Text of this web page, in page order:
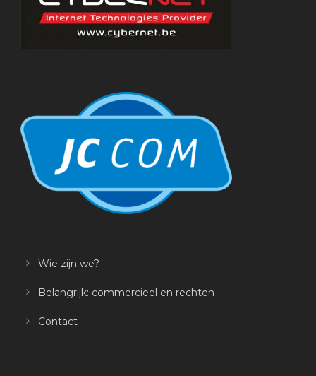
Wie zijn we?
Belangrijk: commercieel en rechten
Contact